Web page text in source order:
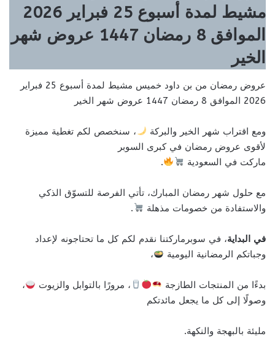
مشيط لمدة أسبوع 25 فبراير 2026
الموافق 8 رمضان 1447 عروض شهر
الخير
عروض رمضان من بن داود خميس مشيط لمدة أسبوع 25 فبراير
2026 الموافق 8 رمضان 1447 عروض شهر الخير
ومع اقتراب شهر الخير والبركة
، سنخصص لكم تغطية مميزة
لأقوى عروض رمضان في كبرى السوبر
ماركت في السعودية
.
مع حلول شهر رمضان المبارك، تأتي الفرصة للتسوّق الذكي
والاستفادة من خصومات مذهلة
.
في البداية، في سوبرماركتنا نقدم لكم كل ما تحتاجونه لإعداد
وجباتكم الرمضانية اليومية
،
بدءًا من المنتجات الطازجة ، مرورًا بالتوابل والزيوت
،
وصولًا إلى كل ما يجعل مائدتكم
مليئة بالبهجة والنكهة.